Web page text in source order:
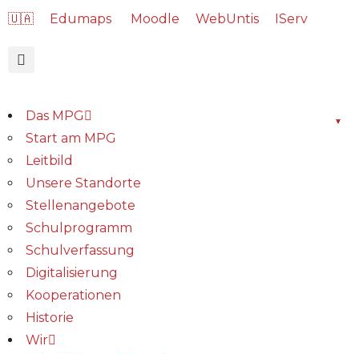
🇺🇦 Edumaps Moodle WebUntis IServ
Das MPG
Start am MPG
Leitbild
Unsere Standorte
Stellenangebote
Schulprogramm
Schulverfassung
Digitalisierung
Kooperationen
Historie
Wir